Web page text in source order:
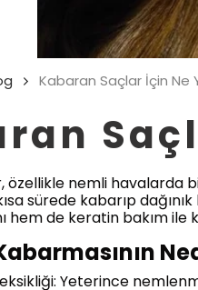
Kabaran Saçlar İçin Ne
özellikle nemli havalarda
sürede kabarıp
hem de keratin bakım ile
Yeterince